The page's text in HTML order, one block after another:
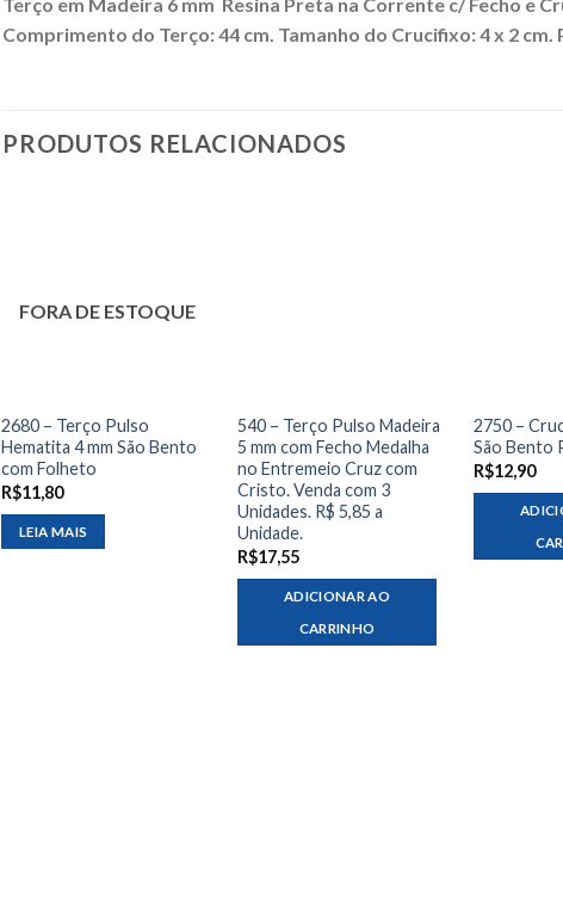
Terço em Madeira 6 mm Resina Preta na Corrente c/ Fecho e
Comprimento do Terço: 44 cm. Tamanho do Crucifixo: 4 x 2
PRODUTOS RELACIONADOS
FORA DE ESTOQUE
2680 – Terço Pulso
Hematita 4 mm São Bento
com Folheto
R$11,80
LEIA MAIS
540 – Terço Pulso Madeira
5 mm com Fecho Medalha
no Entremeio Cruz com
Cristo. Venda com 3
Unidades. R$ 5,85 a
Unidade.
R$17,55
ADICIONAR AO
CARRINHO
2750 –
São Bento
R$12,90